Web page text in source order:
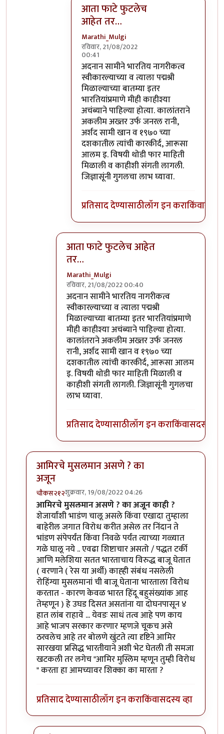
आता फाटे फुटलेच
आहेत तर…
Marathi_Mulgi
रविवार, 21/08/2022
00:41
In reply toकर तर येथील कलाकारही भरतात.
अदनान सामीने भारतिय नागरीकत्व
स्वीकारल्याच्या व त्याला पद्मश्री
मिळाल्याच्या बातम्या इतर
भारतियांप्रमाणे मीही काहीश्या
अचंब्याने पाहिल्या होत्या. कालांतराने
अकलीम अख्तर उर्फ जनरल रानी,
अर्शद सामी खान व १९७० च्या
दशकातील त्यांची कारकीर्द, आरूसा
आलम इ. विषयी थोडी फार माहिती
मिळाली व काहीशी संगती लागली.
जिज्ञासूंनी गुगलचा लाभ घ्यावा.
प्रतिसाद देण्यासाठीलॉग इन कराकिंवा
आता फाटे फुटलेच आहेत
तर…
Marathi_Mulgi
रविवार, 21/08/2022 00:40
In reply toदुर्दैवाने याच जपु लोकाना
अदनान सामीने भारतिय नागरीकत्व
स्वीकारल्याच्या व त्याला पद्मश्री
मिळाल्याच्या बातम्या इतर भारतियांप्रमाणे
मीही काहीश्या अचंब्याने पाहिल्या होत्या.
कालांतराने अकलीम अख्तर उर्फ जनरल
रानी, अर्शद सामी खान व १९७० च्या
दशकातील त्यांची कारकीर्द, आरूसा आलम
इ. विषयी थोडी फार माहिती मिळाली व
काहीशी संगती लागली. जिज्ञासूंनी गुगलचा
लाभ घ्यावा.
प्रतिसाद देण्यासाठीलॉग इन कराकिंवासदस्य व्हा
आमिरचे मुसलमान असणे ? का
अजून
चौकस२१२शुक्रवार, 19/08/2022 04:26
In reply toएक प्रश्न पडला आहेbyजेम्स वांड
आमिरचे मुसलमान असणे ? का अजून काही ?
शेजार्यांशी भाडंण चालू असले किंवा एखादा तुम्हाला
बाहेरील जगात विरोध करीत असेल तर निंदान ते
भांडण संपेपर्यंत किंवा निवळे पर्यंत त्याच्या गळ्यात
गळे घालू नये .. एवढा शिष्टाचार असतो / पद्धत टर्की
आणि मलेशिया सतत भारताचाय विरुद्ध बाजू घेतात
( वरणाने ( रेस या अर्थी) काह्ही संबंध नसलेली
रोहिंग्या मुसलमानां ची बाजू घेताना भारताला विरोध
करतात - कारण केवळ भारत हिंदू बहुसंख्यांक आह
तेम्हणून ) हे उघड दिसत असतांना या दोघनपासून ४
हात लांब राहावे ... येवडः साधं तत्व आहे पण काय
आहे भाजप सरकार करणार म्हणजे चूकच असे
ठरवलेच आहे तर बोलणे खुंटते त्या दृष्टिने आमिर
सारखया प्रसिद्ध भारतीयाने अशी भेट घेतली ती समजा
खटकली तर लगेच "आमिर मुस्लिम म्हणून तुम्ही विरोध
" करता हा आमच्यावर शिक्का का मारता ?
प्रतिसाद देण्यासाठीलॉग इन कराकिंवासदस्य व्हा